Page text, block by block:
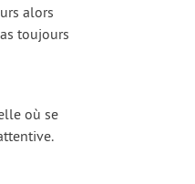
alors
toujours
où se